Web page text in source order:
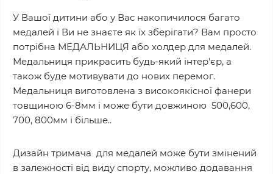
У Вашої дитини або у Вас накопичилося багато
медалей і Ви не знаєте як їх зберігати? Вам просто
потрібна МЕДАЛЬНИЦЯ або холдер для медалей.
Медальниця прикрасить будь-який інтер'єр, а
також буде мотивувати до нових перемог.
Медальниця виготовлена з високоякісної фанери
товщиною 6-8мм і може бути довжиною 500,600,
700, 800мм і більше..
Дизайн тримача для медалей може бути змінений
в залежності від виду спорту, можливо додавання